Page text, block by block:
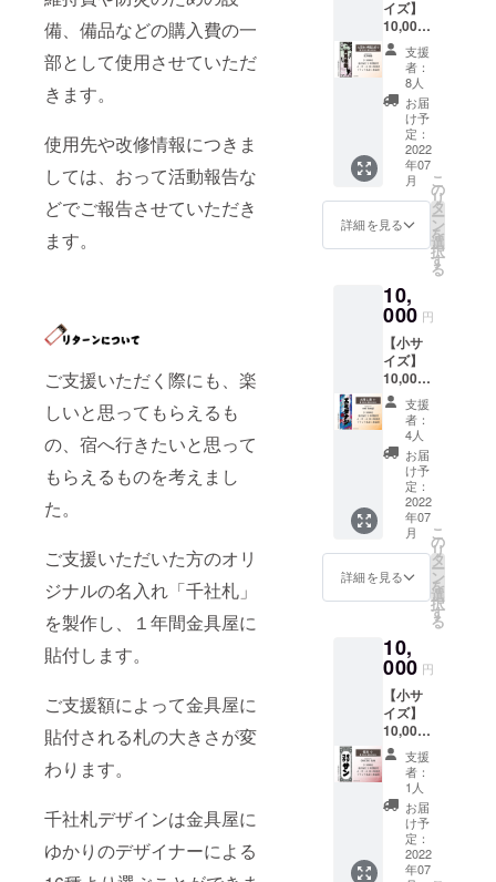
備、備品などの購入費の一
部として使用させていただ
きます。
使用先や改修情報につきま
しては、おって活動報告な
どでご報告させていただき
ます。
ご支援いただく際にも、楽
しいと思ってもらえるも
の、宿へ行きたいと思って
もらえるものを考えまし
た。
ご支援いただいた方のオリ
ジナルの名入れ「千社札」
を製作し、１年間金具屋に
貼付します。
ご支援額によって金具屋に
貼付される札の大きさが変
わります。
千社札デザインは金具屋に
ゆかりのデザイナーによる
書いて
いただ
けると
ありが
たいで
す）。
どうぞ
よろし
くお願
い致し
ます。
ご注意
事項
メール
アドレ
スはお
間違え
ないよ
うご入
力くだ
さい。
九代目
ますが
こちら
お名前
がわか
りませ
んの
で、知
人の方
にはよ
そよそ
しい御
礼メー
ルと
なって
しまう
かもし
れませ
ご了承
くださ
どなた
なのか
ヒント
を書い
ていた
だける
とあり
がたい
で
す）。
どうぞ
よろし
くお願
廊下
（場所
の指定
はでき
ませ
ん） 名
前入り
札大・
中・小
を各4枚
ご住所
に送付
空欄札
をご住
所に送
付
※※※※※※
※※※※※※
※※※※※※
※※※※※
必ず
【備考
欄】に
名入れ
文字を
指定し
てくだ
さい
※※※※※※
※※※※※※
※※※※※※
は肩書
をいれ
たり連
名にす
ること
も可能
です。
製作前
にデー
タで確
認して
いただ
きま
れた当
時のパ
ンフ
レット
をモ
チーフ
にした
デザイ
支援御
礼』 オ
リジナ
ル名入
屋に1年
間貼付
貼付場
所：金
具屋1階
廊下
（場所
の指定
はでき
ませ
ん） 名
前入り
札大・
中・小
を各4枚
ご住所
に送付
を各1枚
をご住
所に送
付
※※※※※※
※※※※※※
※※※※※※
※※※※※
必ず
【備考
欄】に
名入れ
文字を
イズ】
10,000
円 千社
札【大
沼池の
黒龍と
姫】小
サイズ
貼付 貼
付札寸
法：約
幅
40mm
縦
110mm
金具屋
のある
山ノ内
町に伝
わる大
沼池と
黒姫と
の悲恋
の民話
をモ
チーフ
にした
デザイ
支援御
礼』 オ
リジナ
作 金具
屋に1年
間貼付
貼付場
所：金
具屋1階
廊下
（場所
の指定
はでき
ませ
ん） 名
前入り
札大・
支援
者：
8人
お届
け予
定：
2022
年07
月
詳細を見る
こ
の
リ
タ
ー
ン
を
選
択
す
る
10,
000 円
【小サ
イズ】
10,000
円 千社
札【太
陽と
湯】小
サイズ
貼付 貼
付札寸
法：約
40mm
縦
110mm
概要：
を足元
に巨大
な湯け
むりが
立ち上
る様子
をあら
わした
アート
札 『ご
支援御
礼』 オ
リジナ
ル名入
支援
者：
4人
お届
け予
定：
2022
年07
月
詳細を見る
こ
の
リ
タ
ー
ン
を
選
択
す
る
10,
000 円
【小サ
イズ】
10,000
円 千社
札【極
楽】小
サイズ
貼付 貼
付札寸
法：約
支援
者：
1人
お届
け予
定：
2022
年07